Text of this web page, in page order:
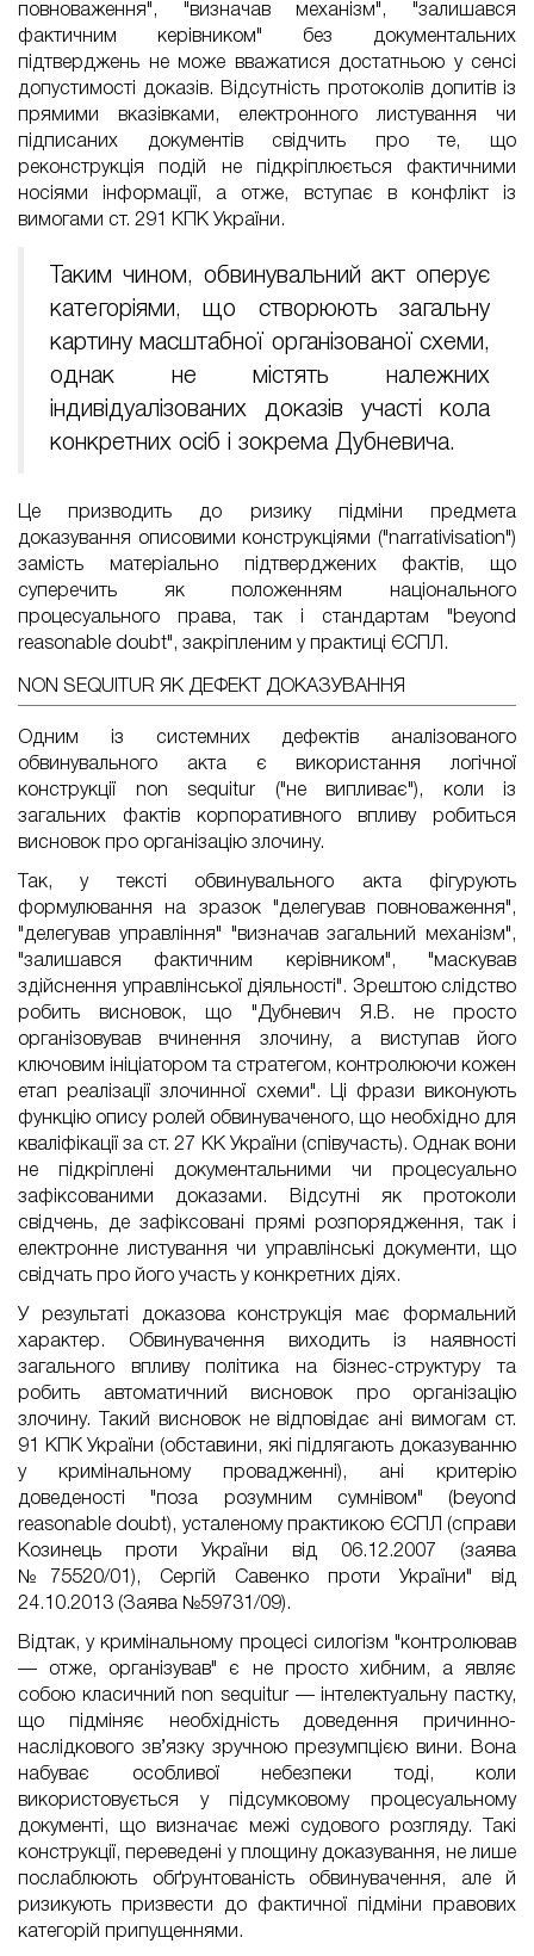
повноваження", "визначав механізм", "залишався
фактичним керівником" без документальних
підтверджень не може вважатися достатньою у сенсі
допустимості доказів. Відсутність протоколів допитів із
прямими вказівками, електронного листування чи
підписаних документів свідчить про те, що
реконструкція подій не підкріплюється фактичними
носіями інформації, а отже, вступає в конфлікт із
вимогами ст. 291 КПК України.
Таким чином, обвинувальний акт оперує
категоріями, що створюють загальну
картину масштабної організованої схеми,
однак не містять належних
індивідуалізованих доказів участі кола
конкретних осіб і зокрема Дубневича.
Це призводить до ризику підміни предмета
доказування описовими конструкціями ("narrativisation")
замість матеріально підтверджених фактів, що
суперечить як положенням національного
процесуального права, так і стандартам "beyond
reasonable doubt", закріпленим у практиці ЄСПЛ.
NON SEQUITUR ЯК ДЕФЕКТ ДОКАЗУВАННЯ
Одним із системних дефектів аналізованого
обвинувального акта є використання логічної
конструкції non sequitur ("не випливає"), коли із
загальних фактів корпоративного впливу робиться
висновок про організацію злочину.
Так, у тексті обвинувального акта фігурують
формулювання на зразок "делегував повноваження",
"делегував управління" "визначав загальний механізм",
"залишався фактичним керівником", "маскував
здійснення управлінської діяльності". Зрештою слідство
робить висновок, що "Дубневич Я.В. не просто
організовував вчинення злочину, а виступав його
ключовим ініціатором та стратегом, контролюючи кожен
етап реалізації злочинної схеми". Ці фрази виконують
функцію опису ролей обвинуваченого, що необхідно для
кваліфікації за ст. 27 КК України (співучасть). Однак вони
не підкріплені документальними чи процесуально
зафіксованими доказами. Відсутні як протоколи
свідчень, де зафіксовані прямі розпорядження, так і
електронне листування чи управлінські документи, що
свідчать про його участь у конкретних діях.
У результаті доказова конструкція має формальний
характер. Обвинувачення виходить із наявності
загального впливу політика на бізнес-структуру та
робить автоматичний висновок про організацію
злочину. Такий висновок не відповідає ані вимогам ст.
91 КПК України (обставини, які підлягають доказуванню
у кримінальному провадженні), ані критерію
доведеності "поза розумним сумнівом" (beyond
reasonable doubt), усталеному практикою ЄСПЛ (справи
Козинець проти України від 06.12.2007 (заява
№75520/01), Сергій Савенко проти України" від
24.10.2013 (Заява №59731/09).
Відтак, у кримінальному процесі силогізм "контролював
— отже, організував" є не просто хибним, а являє
собою класичний non sequitur — інтелектуальну пастку,
що підміняє необхідність доведення причинно-
наслідкового зв’язку зручною презумпцією вини. Вона
набуває особливої небезпеки тоді, коли
використовується у підсумковому процесуальному
документі, що визначає межі судового розгляду. Такі
конструкції, переведені у площину доказування, не лише
послаблюють обґрунтованість обвинувачення, але й
ризикують призвести до фактичної підміни правових
категорій припущеннями.